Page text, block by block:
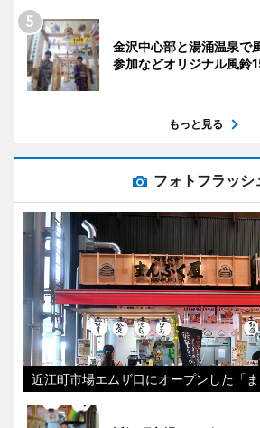
金沢中心部と湯涌温泉
参加などオリジナル風鈴
もっと見る
フォトフラッシ
近江町市場エムザ口にオープンした「ま